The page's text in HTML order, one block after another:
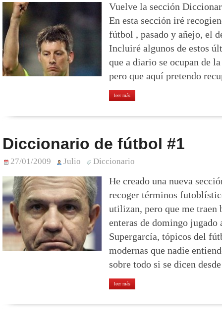
Vuelve la sección
En esta sección iré
fútbol , pasado y añejo, el
Incluiré algunos de estos
que a diario se ocupan de
pero que aquí pretendo
leer más
Diccionario de fútbol #1
27/01/2009 Julio Diccionario
He creado una nueva
recoger términos
utilizan, pero que me traen
enteras de domingo jugado
Supergarcía, tópicos del
modernas que nadie
sobre todo si se dicen
leer más